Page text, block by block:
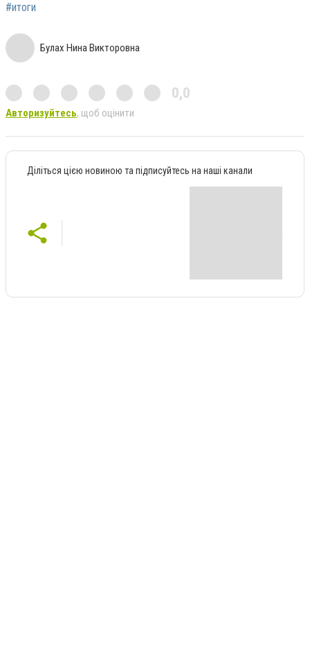
#итоги
Булах Нина Викторовна
0,0
Авторизуйтесь, щоб оцінити
Діліться цією новиною та підписуйтесь на наші канали